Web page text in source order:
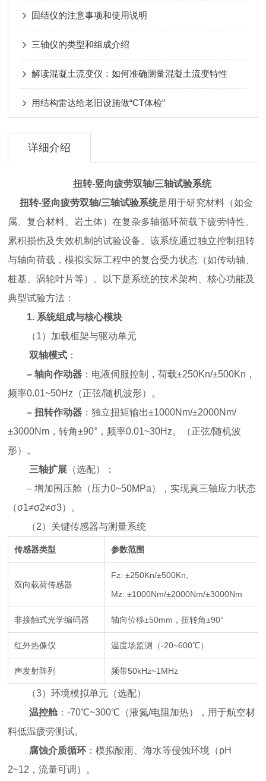
固结仪的注意事项和使用说明
三轴仪的类型和组成介绍
解读混凝土流变仪：如何准确测量混凝土流变特性
用结构雷达给老旧设施做“CT体检”
详细介绍
扭转-竖向疲劳双轴/三轴试验系统
扭转-竖向疲劳双轴/三轴试验系统是用于研究材料（如金
属、复合材料、岩土体）在复杂多轴循环荷载下疲劳特性、
累积损伤及失效机制的试验设备。该系统通过独立控制扭转
与轴向荷载，模拟实际工程中的复合受力状态（如传动轴、
桩基、涡轮叶片等）。以下是系统的技术架构、核心功能及
典型试验方法：
1. 系统组成与核心模块
（1） 加载框架与驱动单元
双轴模式 ：
–轴向作动器 ：电液伺服控制，荷载±250Kn/±500Kn，
频率0.01~50Hz（正弦/随机波形）。
–扭转作动器 ：独立扭矩输出±1000Nm/±2000Nm/
±3000Nm，转角±90°，频率0.01~30Hz。（正弦/随机波
形）。
三轴扩展 （选配）：
– 增加围压舱（压力0~50MPa），实现真三轴应力状态
（σ1≠σ2≠σ3）。
（2） 关键传感器与测量系统
传感器类型 参数范围
双向载荷传感器
Fz: ±250Kn/±500Kn,
Mz: ±1000Nm/±2000Nm/±3000Nm
非接触式光学编码器 轴向位移±50mm，扭转角±90°
红外热像仪 温度场监测（-20~600℃）
声发射阵列 频带50kHz~1MHz
（3）环境模拟单元 （选配）
温控舱：-70℃~300℃（液氮/电阻加热），用于航空材
料低温疲劳测试。
腐蚀介质循环 ：模拟酸雨、海水等侵蚀环境（pH
2~12，流量可调）。